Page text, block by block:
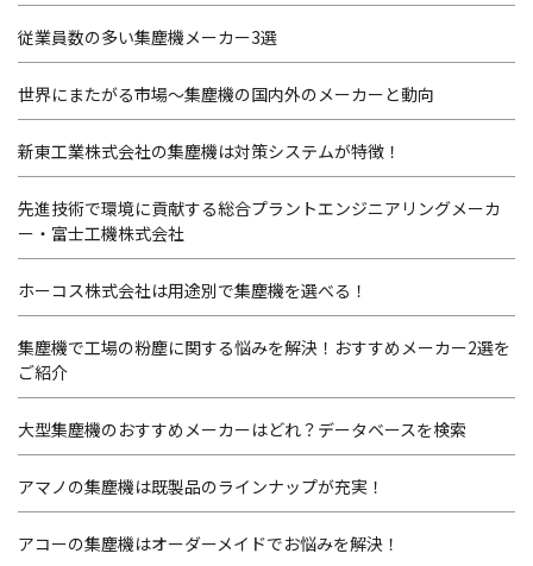
従業員数の多い集塵機メーカー3選
世界にまたがる市場～集塵機の国内外のメーカーと動向
新東工業株式会社の集塵機は対策システムが特徴！
先進技術で環境に貢献する総合プラントエンジニアリングメーカ
ー・富士工機株式会社
ホーコス株式会社は用途別で集塵機を選べる！
集塵機で工場の粉塵に関する悩みを解決！おすすめメーカー2選を
ご紹介
大型集塵機のおすすめメーカーはどれ？データベースを検索
アマノの集塵機は既製品のラインナップが充実！
アコーの集塵機はオーダーメイドでお悩みを解決！